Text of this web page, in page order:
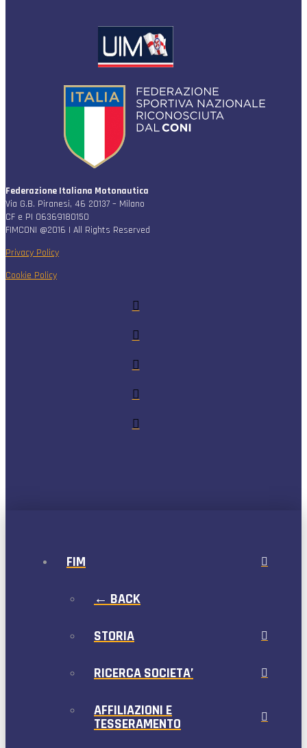
Federazione Italiana Motonautica
Via G.B. Piranesi, 46 20137 – Milano
CF e PI 06369180150
FIMCONI @2016 | All Rights Reserved
Privacy Policy
Cookie Policy
FIM
← BACK
STORIA
RICERCA SOCIETA’
AFFILIAZIONI E
TESSERAMENTO